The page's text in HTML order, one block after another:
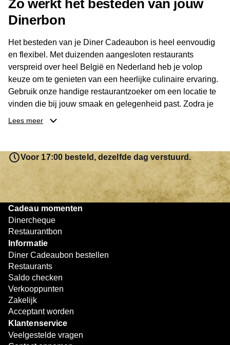
De ontvanger kiest zelf waar en wanneer er wordt genoten
van deze culinaire ervaring. Zo is de Diner Cadeaubon
niet alleen een diner, maar een bijzondere belevenis.
Zo werkt het besteden van jouw
Dinerbon
Het besteden van je Diner Cadeaubon is heel eenvoudig
en flexibel. Met duizenden aangesloten restaurants
verspreid over heel België en Nederland heb je volop
keuze om te genieten van een heerlijke culinaire ervaring.
Gebruik onze handige restaurantzoeker om een locatie te
vinden die bij jouw smaak en gelegenheid past. Zodra je
je keuze hebt gemaakt, kun je eenvoudig reserveren en na
resterende bedrag blijft gewoon op de bon staan en kan
later worden gebruikt. Zo geniet je keer op keer van
bijzondere eetmomenten.
Lees meer
Voor 17:00 besteld, dezelfde dag verstuurd.
Cadeau momenten
Dinercheque
Restaurantbon
Informatie
Diner Cadeaubon bestellen
Restaurants
Saldo checken
Verkooppunten
Zakelijk
Acceptant worden
Klantenservice
Veelgestelde vragen